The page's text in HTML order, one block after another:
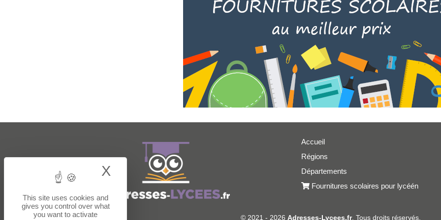
Accueil
Régions
Départements
Fournitures scolaires pour lycéén
© 2021 - 2026 Adresses-Lycees.fr. Tous droits réservés.
This site uses cookies and
gives you control over what
you want to activate
X Hide cookie banner